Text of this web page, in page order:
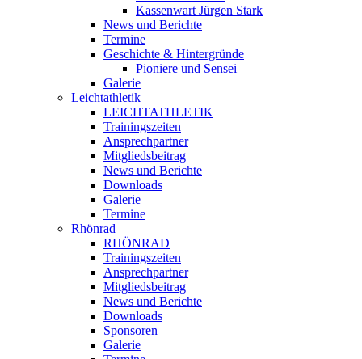
Kassenwart Jürgen Stark
News und Berichte
Termine
Geschichte & Hintergründe
Pioniere und Sensei
Galerie
Leichtathletik
LEICHTATHLETIK
Trainingszeiten
Ansprechpartner
Mitgliedsbeitrag
News und Berichte
Downloads
Galerie
Termine
Rhönrad
RHÖNRAD
Trainingszeiten
Ansprechpartner
Mitgliedsbeitrag
News und Berichte
Downloads
Sponsoren
Galerie